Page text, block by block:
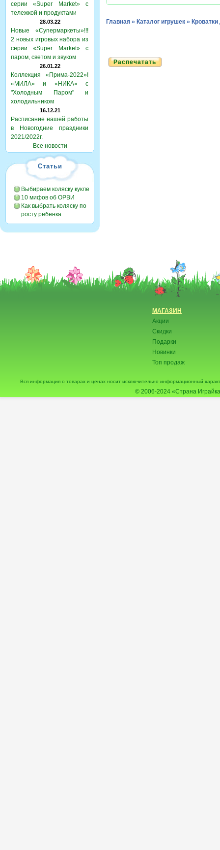
серии «Super Market» с
тележкой и продуктами
28.03.22
Новые «Супермаркеты»!!!
2 новых игровых набора из
серии «Super Market» с
паром, светом и звуком
26.01.22
Коллекция «Прима-2022»!
«МИЛА» и «НИКА» с
"Холодным Паром" и
холодильником
16.12.21
Расписание нашей работы
в Новогодние праздники
2021/2022г.
Все новости
Статьи
Выбираем коляску кукле
10 мифов об ОРВИ
Как выбрать коляску по
росту ребенка
Главная » Каталог игрушек »
Распечатать
МАГАЗИН
Акции
Скидки
Подарки
Новинки
Топ продаж
Вся информация о товарах и ценах носит исключительно информационный
© 2006-2024 «Страна